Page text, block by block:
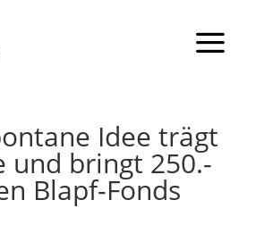
Idee trägt
und bringt 250.-
Blapf-Fonds